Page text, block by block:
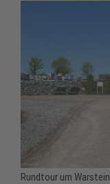
Rundtour um